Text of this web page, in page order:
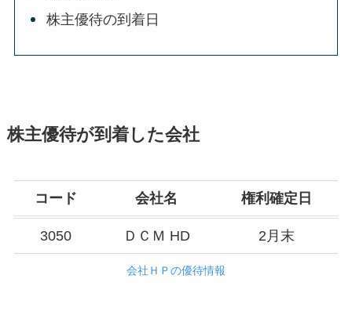
株主優待の到着日
株主優待が到着した会社
コード 会社名 権利確定日
3050 ＤＣＭ HD 2月末
会社ＨＰの優待情報